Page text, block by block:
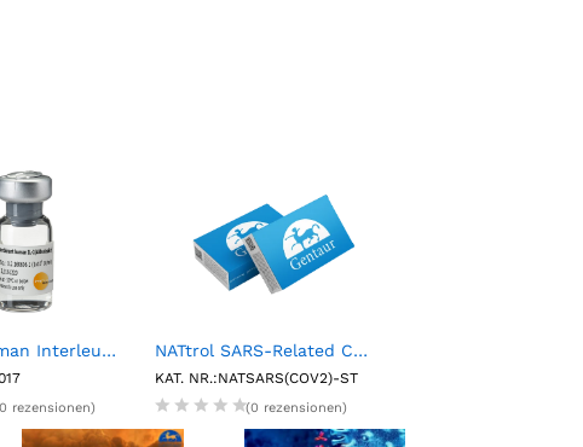
Natural Human Interleukin-2 (IL-2) / (TCGF) (50 mL, 25,000 BRMP Units)
rezensionen)
NATtrol SARS-Related Coronavirus 2 (SARS-CoV-2) Stock
KAT. NR.:NATSARS(COV2)-ST
(0 rezensionen)